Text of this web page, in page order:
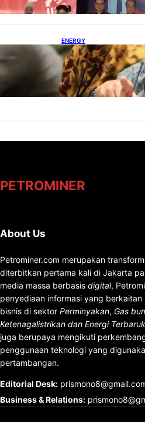
ENERGY
IESR:
Percepatan PLTS
PETROMINER
About Us
Petrominer.com merupakan
diterbitkan pertama kali di Jakarta
media massa berbasis digital,
penyediaan informasi yang
bisnis di sektor Perminyakan, Gas
Ketenagalistrikan dan Energi
juga berupaya mengikuti
penggunaan teknologi yang
pertambangan.
Editorial Desk:
Business & Relations: